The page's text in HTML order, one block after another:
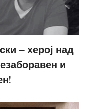
– херој над
и